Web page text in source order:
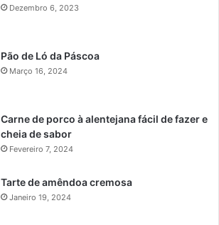
Dezembro 6, 2023
Pão de Ló da Páscoa
Março 16, 2024
Carne de porco à alentejana fácil de fazer e
cheia de sabor
Fevereiro 7, 2024
Tarte de amêndoa cremosa
Janeiro 19, 2024